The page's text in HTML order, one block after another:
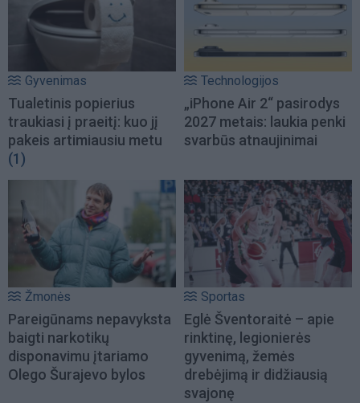
Gyvenimas
Tualetinis popierius
traukiasi į praeitį: kuo jį
pakeis artimiausiu metu
(1)
Technologijos
„iPhone Air 2“ pasirodys
2027 metais: laukia penki
svarbūs atnaujinimai
Žmonės
Pareigūnams nepavyksta
baigti narkotikų
disponavimu įtariamo
Olego Šurajevo bylos
Sportas
Eglė Šventoraitė – apie
rinktinę, legionierės
gyvenimą, žemės
drebėjimą ir didžiausią
svajonę